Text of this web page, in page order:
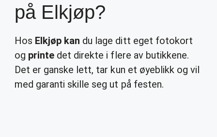
på Elkjøp?
Hos Elkjøp kan du lage ditt eget fotokort
og printe det direkte i flere av butikkene.
Det er ganske lett, tar kun et øyeblikk og vil
med garanti skille seg ut på festen.